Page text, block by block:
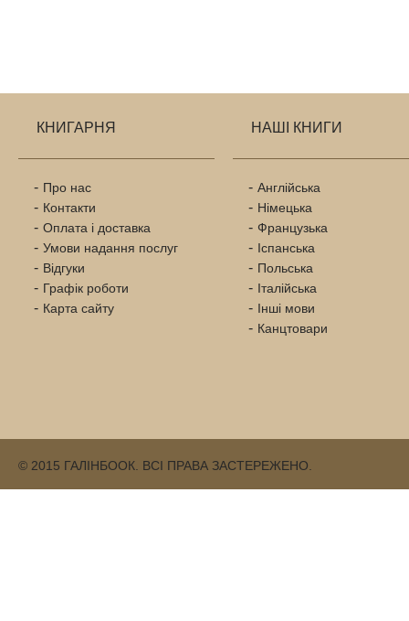
КНИГАРНЯ
Про нас
Контакти
Оплата і доставка
Умови надання послуг
Відгуки
Графік роботи
Карта сайту
НАШІ КНИГИ
Англійська
Німецька
Французька
Іспанська
Польська
Італійська
Інші мови
Канцтовари
© 2015 ГАЛІНБООК. ВСІ ПРАВА ЗАСТЕРЕЖЕНО.